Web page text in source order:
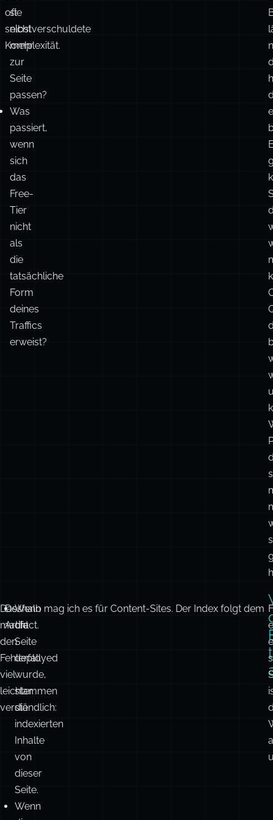
sie
nicht
mehr
zur
Seite
passen?
Was
passiert,
wenn
sich
das
Free-
Tier
nicht
als
die
tatsächliche
Form
deines
Traffics
erweist?
oft
selbstverschuldete
Komplexität.
Das
macht
den
Fehlerfall
viel
leichter
verständlich:
Wenn
die
Seite
deployed
wurde,
stammen
die
indexierten
Inhalte
von
dieser
Seite.
Wenn
Deshalb mag ich es für Content-Sites. Der Index folgt dem
Artifact.